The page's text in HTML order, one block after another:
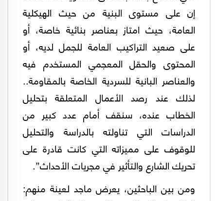
إن على مستوى البنية من حيث الهيكلية
العامة، حيث امتاز بعناصر بنائية خاصة، أو
على صعيد التراكيب العامة للجمل لديه، أو
المحتوى والحقل المعجمي المستخدم فيه
والعناصر البانية للسردية الخاصة بالمقاومة..
لذلك عند رصد الأعمال المتعلقة بتحليل
الخطاب عنده، سنقف أمام عدد كبير من
الدراسات التي تناولته بالدراسة والتحليل
للوقوف على مميزاته التي كانت قادرة على
تحريك الشارع والتأثير في مجريات الأحداث”.
ومن بين الباحثين، يعرض ماجد لعينة منهم: